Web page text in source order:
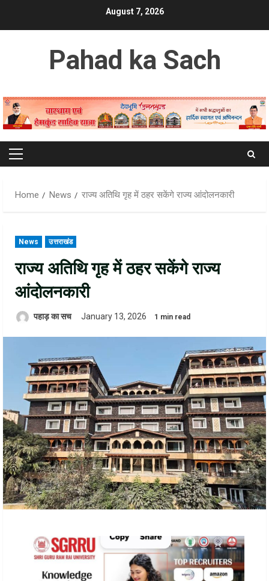
August 7, 2026
Pahad ka Sach
Primary
Home
News राज्य अतिथि गृह में ठहर सकेंगे राज्य आंदोलनकारी
News उत्तराखंड
राज्य अतिथि गृह में ठहर सकेंगे राज्य
आंदोलनकारी
पहाड़ का सच January 13, 2026 1 min read